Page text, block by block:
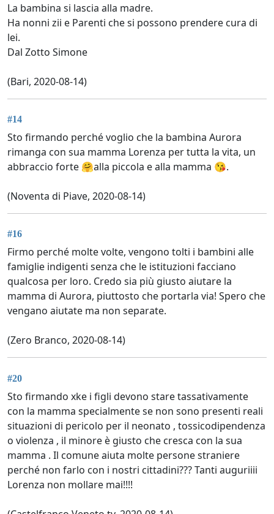
La bambina si lascia alla madre.
Ha nonni zii e Parenti che si possono prendere cura di
lei.
Dal Zotto Simone
(Bari, 2020-08-14)
#14
Sto firmando perché voglio che la bambina Aurora
rimanga con sua mamma Lorenza per tutta la vita, un
abbraccio forte 🤗alla piccola e alla mamma 😘.
(Noventa di Piave, 2020-08-14)
#16
Firmo perché molte volte, vengono tolti i bambini alle
famiglie indigenti senza che le istituzioni facciano
qualcosa per loro. Credo sia più giusto aiutare la
mamma di Aurora, piuttosto che portarla via! Spero che
vengano aiutate ma non separate.
(Zero Branco, 2020-08-14)
#20
Sto firmando xke i figli devono stare tassativamente
con la mamma specialmente se non sono presenti reali
situazioni di pericolo per il neonato , tossicodipendenza
o violenza , il minore è giusto che cresca con la sua
mamma . Il comune aiuta molte persone straniere
perché non farlo con i nostri cittadini??? Tanti auguriiii
Lorenza non mollare mai!!!!